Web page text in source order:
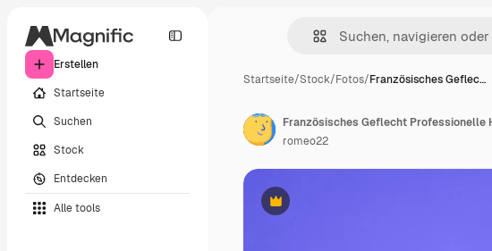
Erstellen
Startseite
Suchen
Stock
Entdecken
Alle tools
Startseite/Stock/Fotos/Französisches Geflec…
Premium
romeo22